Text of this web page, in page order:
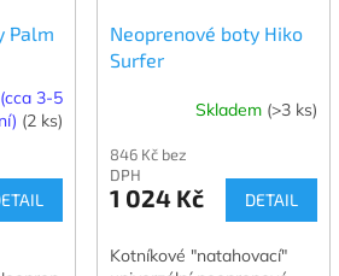
Palm
3-5
(2 ks)
Neoprenové boty Hiko
Surfer
Skladem (>3 ks)
846 Kč bez
DPH
1 024 Kč DETAIL
Kotníkové "natahovací"